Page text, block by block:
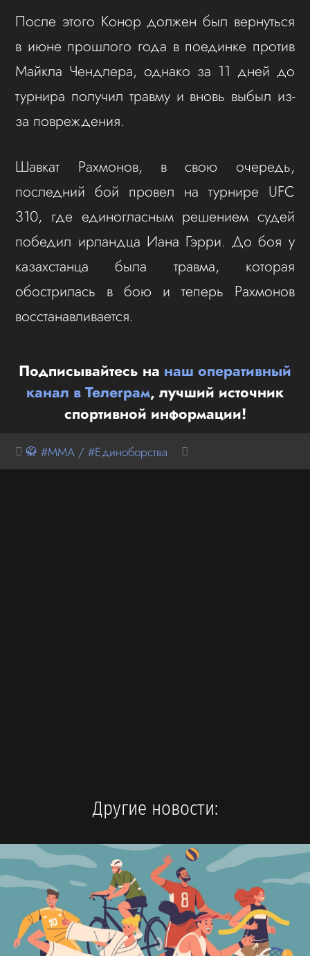
После этого Конор должен был вернуться
в июне прошлого года в поединке против
Майкла Чендлера, однако за 11 дней до
турнира получил травму и вновь выбыл из-
за повреждения.
Шавкат Рахмонов, в свою очередь,
последний бой провел на турнире UFC
310, где единогласным решением судей
победил ирландца Иана Гэрри. До боя у
казахстанца была травма, которая
обострилась в бою и теперь Рахмонов
восстанавливается.
Подписывайтесь на наш оперативный
канал в Телеграм, лучший источник
спортивной информации!
🥋 #MMA / #Единоборства
Другие новости: